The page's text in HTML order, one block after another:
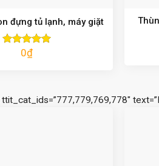
đựng tủ lạnh, máy giặt
Được xếp
0₫